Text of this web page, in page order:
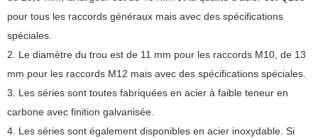
pour tous les raccords généraux mais avec des spécifications
spéciales.
2. Le diamètre du trou est de 11 mm pour les raccords M10, de 13
mm pour les raccords M12 mais avec des spécifications spéciales.
3. Les séries sont toutes fabriquées en acier à faible teneur en
carbone avec finition galvanisée.
4. Les séries sont également disponibles en acier inoxydable. Si